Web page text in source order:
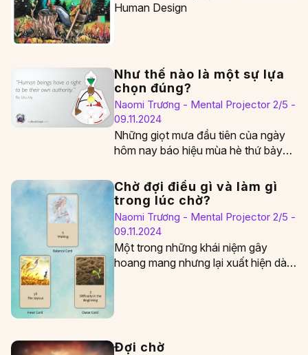
Human Design
Như thế nào là một sự lựa
chọn đúng?
Naomi Trương - Mental Projector 2/5 -
09.11.2024
Những giọt mưa đầu tiên của ngày
hôm nay báo hiệu mùa hè thứ bảy
Chờ đợi điều gì và làm gì
trong lúc chờ?
Naomi Trương - Mental Projector 2/5 -
09.11.2024
Một trong những khái niệm gây
hoang mang nhưng lại xuất hiện dày
Đợi chờ